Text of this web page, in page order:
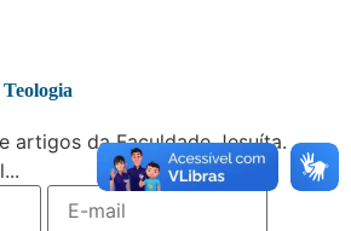
artigos da Faculdade Jesuíta.